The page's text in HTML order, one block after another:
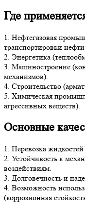
Где
1. Нефтегазовая
транспортировки нефти
2. Энергетика
3. Машиностроение
механизмов).
4. Строительство
5. Химическая
агрессивных веществ).
Основные
1. Перевозка
2. Устойчивость к
воздействиям.
3. Долговечность и
4. Возможность
(коррозионная